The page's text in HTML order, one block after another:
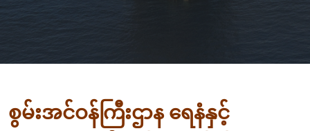
စွမ်းအင်ဝန်ကြီးဌာန ရေနံနှင့်